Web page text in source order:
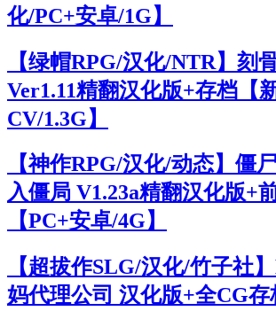
化/PC+安卓/1G】
【绿帽RPG/汉化/NTR】刻
Ver1.11精翻汉化版+存档【
CV/1.3G】
【神作RPG/汉化/动态】僵
入僵局 V1.23a精翻汉化版+
【PC+安卓/4G】
【超拔作SLG/汉化/竹子社
妈代理公司 汉化版+全CG